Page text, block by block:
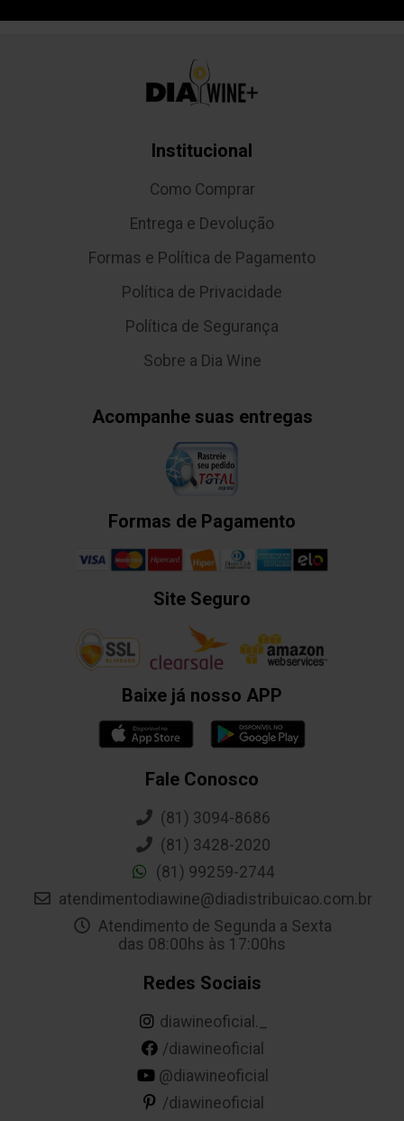
Institucional
Como Comprar
Entrega e Devolução
Formas e Política de Pagamento
Política de Privacidade
Política de Segurança
Sobre a Dia Wine
Acompanhe suas entregas
Formas de Pagamento
Site Seguro
Baixe já nosso APP
Fale Conosco
(81) 3094-8686
(81) 3428-2020
(81) 99259-2744
atendimentodiawine@diadistribuicao.com.br
Atendimento de Segunda a Sexta
das 08:00hs às 17:00hs
Redes Sociais
diawineoficial._
/diawineoficial
@diawineoficial
/diawineoficial